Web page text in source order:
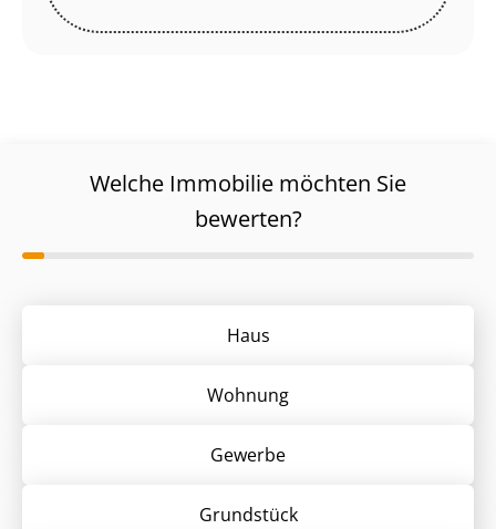
Welche Immobilie möchten Sie
bewerten?
Haus
Wohnung
Gewerbe
Grund­stück